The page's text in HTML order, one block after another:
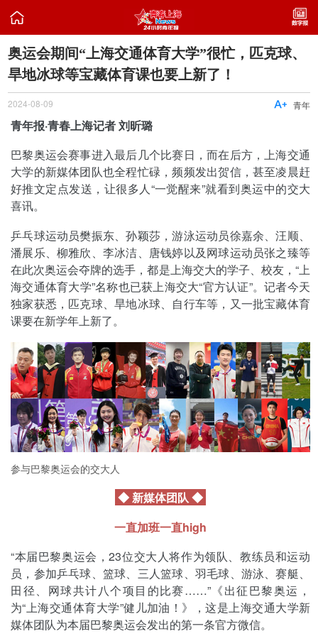

奥运会期间“上海交通体育大学”很忙，匹克球、
旱地冰球等宝藏体育课也要上新了！
2024-08-09 青年

青年报·青春上海记者 刘昕璐
巴黎奥运会赛事进入最后几个比赛日，而在后方，上海交通
大学的新媒体团队也全程忙碌，频频发出贺信，甚至凌晨赶
好推文定点发送，让很多人“一觉醒来”就看到奥运中的交大
喜讯。
乒乓球运动员樊振东、孙颖莎，游泳运动员徐嘉余、汪顺、
潘展乐、柳雅欣、李冰洁、唐钱婷以及网球运动员张之臻等
在此次奥运会夺牌的选手，都是上海交大的学子、校友，“上
海交通体育大学”名称也已获上海交大“官方认证”。记者今天
独家获悉，匹克球、旱地冰球、自行车等，又一批宝藏体育
课要在新学年上新了。
参与巴黎奥运会的交大人
◆ 新媒体团队 ◆
一直加班一直high
“本届巴黎奥运会，23位交大人将作为领队、教练员和运动
员，参加乒乓球、篮球、三人篮球、羽毛球、游泳、赛艇、
田径、网球共计八个项目的比赛……”《出征巴黎奥运，
为“上海交通体育大学”健儿加油！》，这是上海交通大学新
媒体团队为本届巴黎奥运会发出的第一条官方微信。